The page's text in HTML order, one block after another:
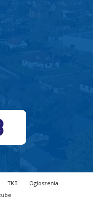
TKB
Ogłoszenia